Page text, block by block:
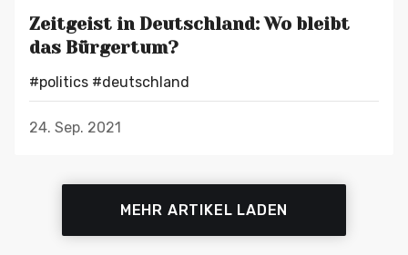
Zeitgeist in Deutschland: Wo bleibt
das Bürgertum?
#politics #deutschland
24. Sep. 2021
MEHR ARTIKEL LADEN